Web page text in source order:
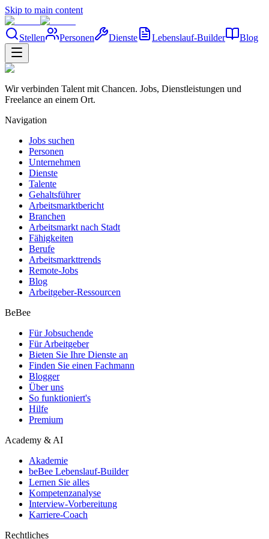
Skip to main content
Stellen Personen Dienste Lebenslauf-Builder Blog
Wir verbinden Talent mit Chancen. Jobs, Dienstleistungen und
Freelance an einem Ort.
Navigation
Jobs suchen
Personen
Unternehmen
Dienste
Talente
Gehaltsführer
Arbeitsmarktbericht
Branchen
Arbeitsmarkt nach Stadt
Fähigkeiten
Berufe
Arbeitsmarkttrends
Remote-Jobs
Blog
Arbeitgeber-Ressourcen
BeBee
Für Jobsuchende
Für Arbeitgeber
Bieten Sie Ihre Dienste an
Finden Sie einen Fachmann
Blogger
Über uns
So funktioniert's
Hilfe
Premium
Academy & AI
Akademie
beBee Lebenslauf-Builder
Lernen Sie alles
Kompetenzanalyse
Interview-Vorbereitung
Karriere-Coach
Rechtliches